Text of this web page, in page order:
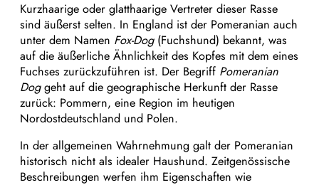
Kurzhaarige oder glatthaarige Vertreter dieser Rasse
sind äußerst selten. In England ist der Pomeranian auch
unter dem Namen Fox-Dog(Fuchshund) bekannt, was
auf die äußerliche Ähnlichkeit des Kopfes mit dem eines
Fuchses zurückzuführen ist. Der Begriff Pomeranian
Doggeht auf die geographische Herkunft der Rasse
zurück: Pommern, eine Region im heutigen
Nordostdeutschland und Polen.
In der allgemeinen Wahrnehmung galt der Pomeranian
historisch nicht als idealer Haushund. Zeitgenössische
Beschreibungen werfen ihm Eigenschaften wie